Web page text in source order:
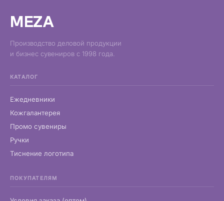
MEZA
Производство деловой продукции
и бизнес сувениров с 1998 года.
КАТАЛОГ
Ежедневники
Кожгалантерея
Промо сувениры
Ручки
Тиснение логотипа
ПОКУПАТЕЛЯМ